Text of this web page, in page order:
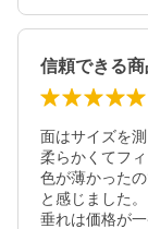
信頼できる商
面はサイズを測
柔らかくてフ
色が薄かった
と感じました。
垂れは価格が